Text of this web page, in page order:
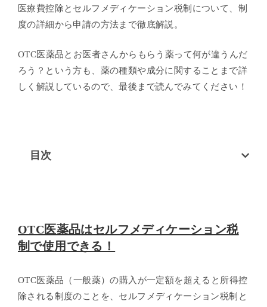
医療費控除とセルフメディケーション税制について、制
度の詳細から申請の方法まで徹底解説。
OTC医薬品とお医者さんからもらう薬って何が違うんだ
ろう？という方も、薬の種類や成分に関することまで詳
しく解説しているので、最後まで読んでみてください！
目次
OTC医薬品はセルフメディケーション税
制で使用できる！
OTC医薬品（一般薬）の購入が一定額を超えると所得控
除される制度のことを、セルフメディケーション税制と